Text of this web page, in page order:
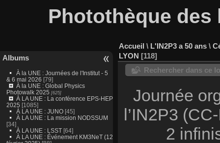
Photothèque des
Albums
À la UNE : Journées de l'Institut - 5
& 6 mai 2026 [79]
À la UNE : Global Physics
Photowalk 2025 [625]
À LA UNE : La conférence EPS-HEP
2025 [1085]
À LA UNE : JUNO [45]
À LA UNE : La mission NODSSUM
[34]
À LA UNE : LSST[64]
À LA UNE : Événement KM3NeT (12
Accueil \ L'IN2P3 a 50 ans \
LYON
118
Rechercher dans ce
Journée
l’IN2P3
2